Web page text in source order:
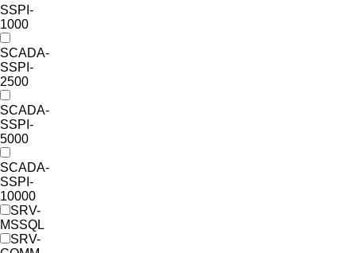
SSPI-
1000
SCADA-
SSPI-
2500
SCADA-
SSPI-
5000
SCADA-
SSPI-
10000
SRV-
MSSQL
SRV-